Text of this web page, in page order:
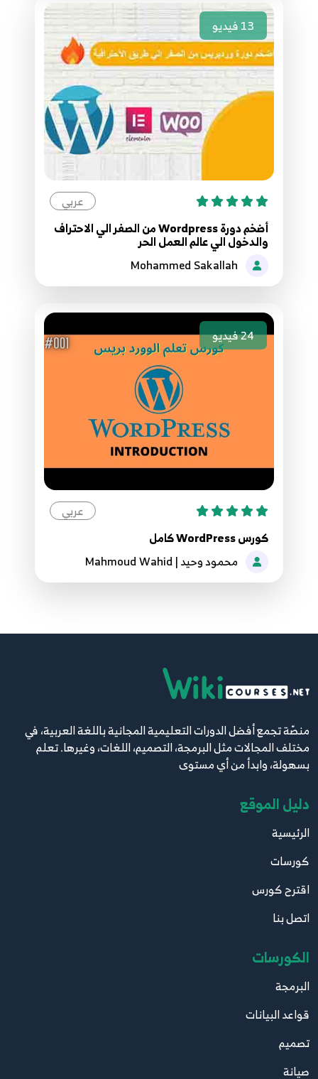
13فيديو
عربي
أضخم دورة Wordpress من الصفر الي الاحتراف
والدخول الي عالم العمل الحر
24فيديو
عربي
كورس WordPress كامل
محمود وحيد | Mahmoud Wahid
منصّة تجمع أفضل الدورات التعليمية المجانية باللغة العربية، في
مختلف المجالات مثل البرمجة، التصميم، اللغات، وغيرها. تعلم
بسهولة، وابدأ من أي مستوى
دليل الموقع
الرئيسية
كورسات
اقترح كورس
اتصل بنا
الكورسات
البرمجة
قواعد البيانات
تصميم
صيانة